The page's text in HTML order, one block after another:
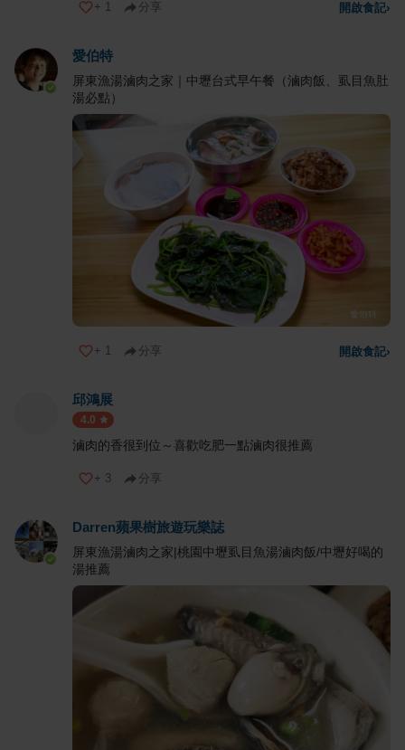
+ 1 分享 開啟食記›
愛伯特
屏東漁湯滷肉之家｜中壢台式早午餐（滷肉飯、虱目魚肚
湯必點）
+ 1 分享 開啟食記›
邱鴻展
4.0
滷肉的香很到位～喜歡吃肥一點滷肉很推薦
+ 3 分享
Darren蘋果樹旅遊玩樂誌
屏東漁湯滷肉之家|桃園中壢虱目魚湯滷肉飯/中壢好喝的
湯推薦